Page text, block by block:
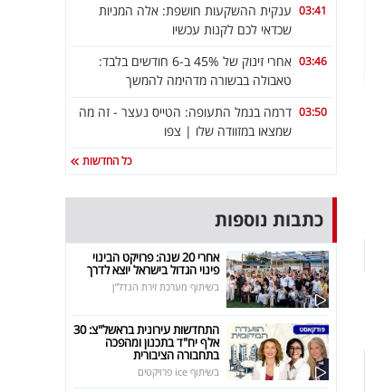
03:41 ענקית ההשקעות חושפת: אלה המניות
שכדאי לכם לקנות עכשיו
03:46
אחרי זינוק של 45% ב-6 חודשים בלבד:
טאבולה בבשורה מדהימה להמשך
03:50 דרמה בנמל התעופה: הטייס נעצר - זה מה
שמצאו במזוודה שלו | צפו
כל החדשות
כתבות נוספות
אחרי 20 שנה: פרויקט הבינוי
פינוי הגדול בישראל יוצא לדרך
בשיתוף מערכת זירת הנדל"ן
התחדשות עירונית בראשל"צ: 30
אלף יח"ד בתכנון ומהפכה
בתחבורה הציבורית
בשיתוף ice פרויקטים